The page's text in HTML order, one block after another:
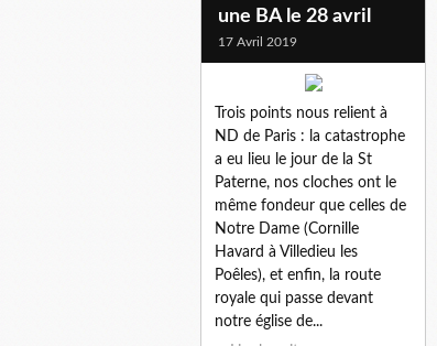
une BA le 28 avril
17 Avril 2019
Trois points nous relient à
ND de Paris : la catastrophe
a eu lieu le jour de la St
Paterne, nos cloches ont le
même fondeur que celles de
Notre Dame (Cornille
Havard à Villedieu les
Poêles), et enfin, la route
royale qui passe devant
notre église de...